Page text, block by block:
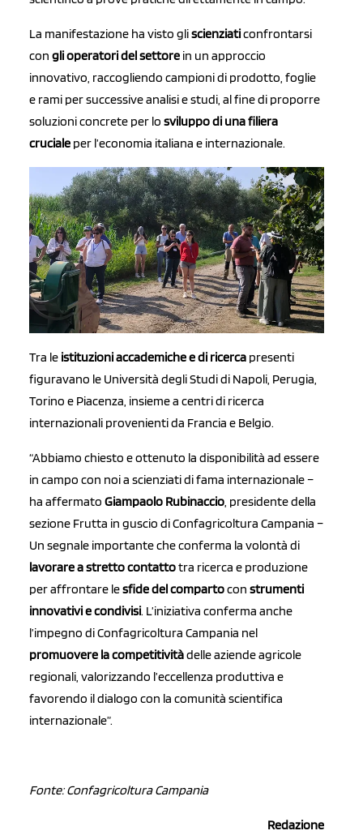
La manifestazione ha visto gliscienziaticonfrontarsi
con gli operatori del settore in un approccio
innovativo, raccogliendo campioni di prodotto, foglie
e rami per successive analisi e studi, al fine di proporre
soluzioni concrete per lo sviluppo di una filiera
cruciale per l’economia italiana e internazionale.
Tra le istituzioni accademiche e di ricerca presenti
figuravano le Università degli Studi di Napoli, Perugia,
Torino e Piacenza, insieme a centri di ricerca
internazionali provenienti da Francia e Belgio.
“Abbiamo chiesto e ottenuto la disponibilità ad essere
in campo con noi a scienziati di fama internazionale –
ha affermato Giampaolo Rubinaccio , presidente della
sezione Frutta in guscio di Confagricoltura Campania –
Un segnale importante che conferma la volontà di
lavorare a stretto contattotra ricerca e produzione
per affrontare lesfide del compartocon strumenti
innovativi e condivisi. L’iniziativa conferma anche
l’impegno di Confagricoltura Campania nel
promuovere la competitivitàdelle aziende agricole
regionali, valorizzando l’eccellenza produttiva e
favorendo il dialogo con la comunità scientifica
internazionale”.
Fonte: Confagricoltura Campania
Redazione